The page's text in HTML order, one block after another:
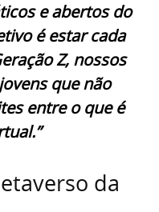
e abertos do
é estar cada
Z, nossos
que não
entre o que é
da